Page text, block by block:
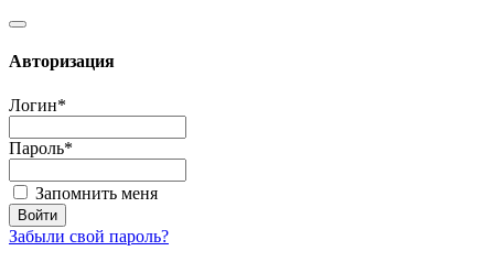
Авторизация
Логин*
Пароль*
Запомнить меня
Забыли свой пароль?